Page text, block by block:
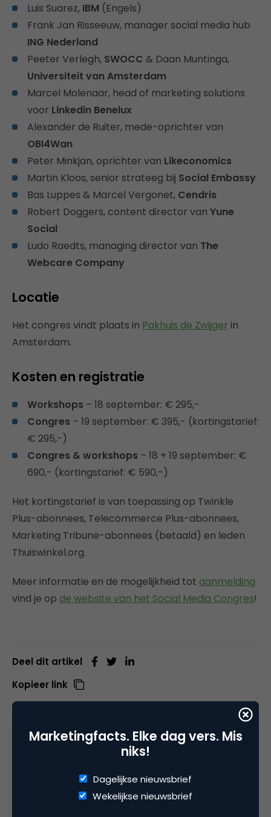
Luis Suarez, IBM (Engels)
Frank Jan Risseeuw, manager social media hub
ING Nederland
Peeter Verlegh, SWOCC & Daan Muntinga,
Universiteit van Amsterdam
Marcel Molenaar, head of marketing solutions
voor Linkedin Benelux
Alexander de Ruiter, mede-oprichter van
OBI4Wan
Peter Minkjan, oprichter van Likeconomics
Martin Kloos, senior strateeg bij Social Embassy
Bas Luppes & Marcel Vergonet, Cendris
Robert Doggers, content director van Yune
Social
Ludo Raedts, managing director van The
Webcare Company
Locatie
Het congres vindt plaats in Pakhuis de Zwijger in
Amsterdam.
Kosten en registratie
Workshops – 18 september: € 295,-
Congres – 19 september: € 395,- (kortingstarief:
€ 295,-)
Congres & workshops – 18 + 19 september: €
690,- (kortingstarief: € 590,-)
Het kortingstarief is van toepassing op Twinkle
Plus-abonnees, Telecommerce Plus-abonnees,
Marketing Tribune-abonnees (betaald) en leden
Thuiswinkel.org.
Meer informatie en de mogelijkheid tot aanmelding
vind je op de website van het Social Media Congres!
Deel dit artikel
Kopieer link
Redactie
De postings op de site worden door de redactie
Marketingfacts. Elke dag vers. Mis
niks!
Dagelijkse nieuwsbrief
Wekelijkse nieuwsbrief